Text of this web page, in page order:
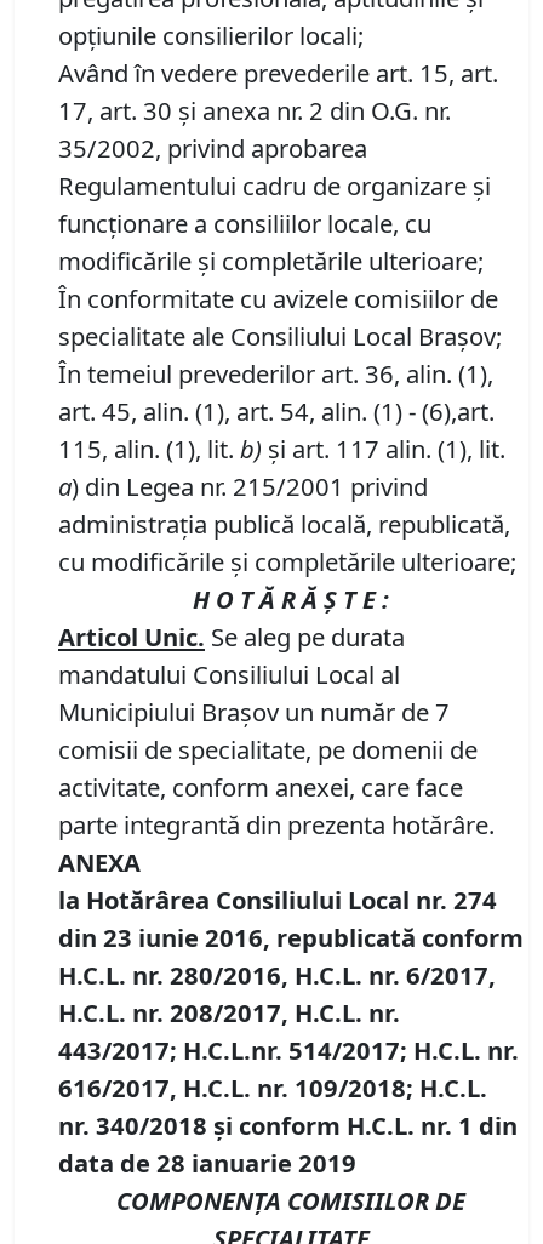
opţiunile consilierilor locali;
Având în vedere prevederile art. 15, art.
17, art. 30 şi anexa nr. 2 din O.G. nr.
35/2002, privind aprobarea
Regulamentului cadru de organizare şi
funcţionare a consiliilor locale, cu
modificările şi completările ulterioare;
În conformitate cu avizele comisiilor de
specialitate ale Consiliului Local Braşov;
În temeiul prevederilor art. 36, alin. (1),
art. 45, alin. (1), art. 54, alin. (1) - (6),art.
115, alin. (1), lit. b) şi art. 117 alin. (1), lit.
a) din Legea nr. 215/2001 privind
administraţia publică locală, republicată,
cu modificările şi completările ulterioare;
H O T Ă R Ă Ş T E :
Articol Unic. Se aleg pe durata
mandatului Consiliului Local al
Municipiului Braşov un număr de 7
comisii de specialitate, pe domenii de
activitate, conform anexei, care face
parte integrantă din prezenta hotărâre.
ANEXA
la Hotărârea Consiliului Local nr. 274
din 23 iunie 2016, republicată conform
H.C.L. nr. 280/2016, H.C.L. nr. 6/2017,
H.C.L. nr. 208/2017, H.C.L. nr.
443/2017; H.C.L.nr. 514/2017; H.C.L. nr.
616/2017, H.C.L. nr. 109/2018; H.C.L.
nr. 340/2018 şi conform H.C.L. nr. 1 din
data de 28 ianuarie 2019
COMPONENŢA COMISIILOR DE